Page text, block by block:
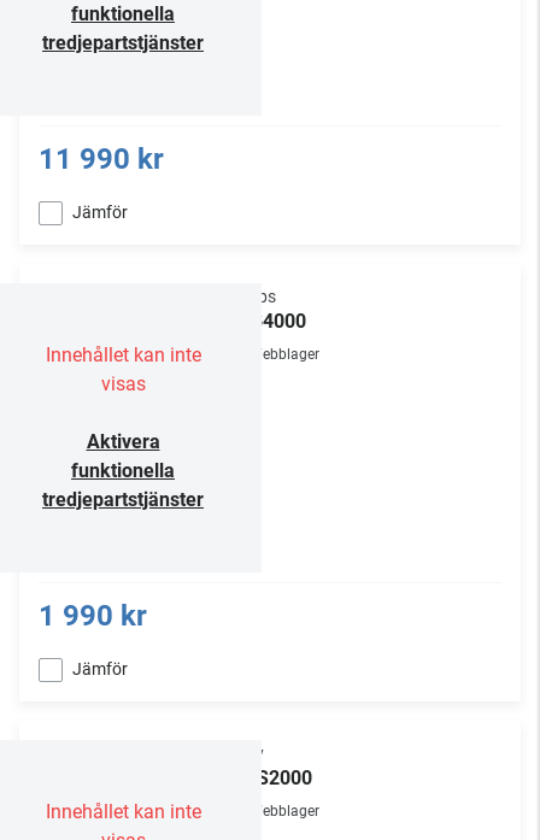
funktionella
tredjepartstjänster
11 990 kr
Jämför
Innehållet kan inte
visas
Aktivera
funktionella
tredjepartstjänster
Philips
TAB4000
Webblager
1 990 kr
Jämför
Innehållet kan inte
Sony
HT-S2000
Webblager